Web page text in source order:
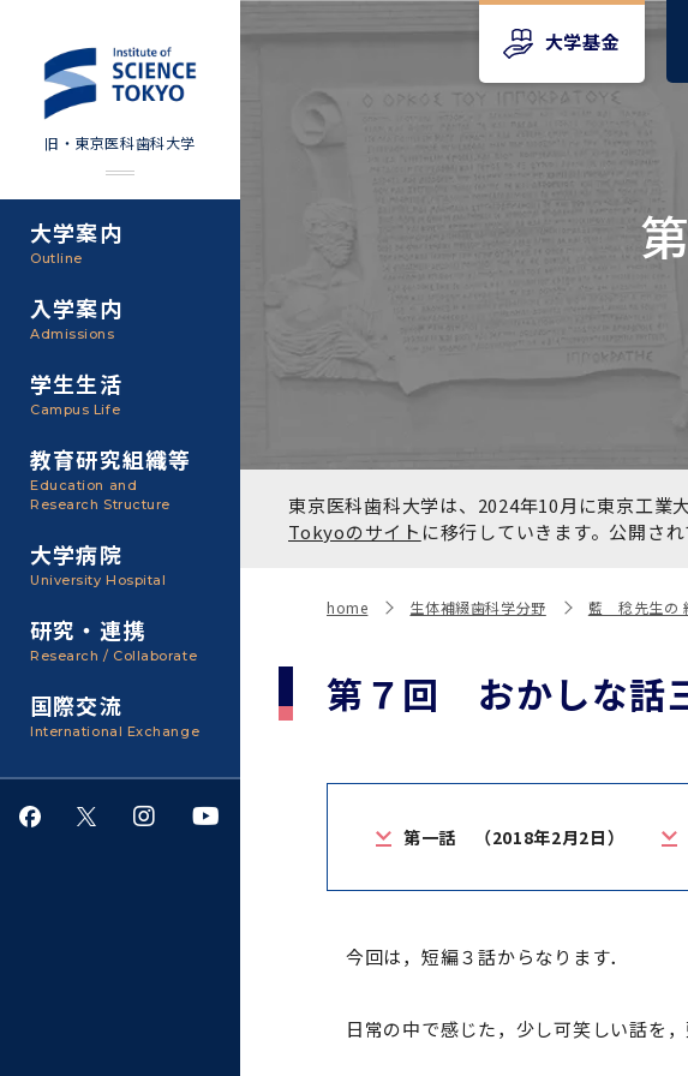
大学基金
旧・東京医科歯科大学
大学案内
Outline
基本理念・沿革
東京医科歯科大学の特色
運営組織
大学紹介動画
写真で綴る 東
大学評価の制
計画等につい
1-2.年度計画
について【第1
四大学連合
四大学連合憲章
情報公開・個人情報
ダイバーシティ
東京医科歯科
シティ＆イン
入学案内
Admissions
学部などについ
イベント
大学院入学案内
いて
聴講生・科目等履修生およ
学生生活
Campus Life
Science Tokyo SPRING
(医歯学系)
歯学系)
授業・カリキュラム
授業料・入学
猶予について
Tuition
学生生活サポート 障がいのある
教育研究組織等
Education and
Research Structure
歯学部（歯学
大学院医歯学
教養部
修士課程 医歯
専攻
年報
員研究内容
統合イノベー
研究基盤クラ
先端医歯工学
ー（統合研究
異動したセン
大学病院
University Hospital
研究・連携
Research / Collaborate
研究手続き
研究活動
取り組み・規制
国際交流
International Exchange
東京医科歯科大学は、2024年10月に東京工業
Tokyoのサイト に移行していきます。公開さ
home 生体補綴歯科学分野 藍 稔先生の
第７回 おかしな話
第一話 （2018年2月2日）
今回は，短編３話からなります．
日常の中で感じた，少し可笑しい話を，